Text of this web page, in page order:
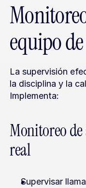
equipo
La supervisión
la disciplina y la
Implementa:
Monitoreo
real
Supervisar